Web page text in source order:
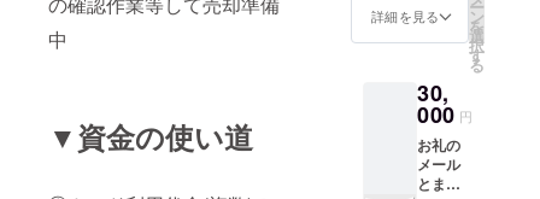
中
▼資金の使い道
は目安
として1
わる事
を1回、
11月以
降順次
対応さ
せてい
接着
す。 ▼
商品サ
イズ
（単位
mm）
W 38.5
の前面
画像
(210m
m×297
mm or
297mm
×210m
白 ▼印
刷出
力：
出力/印
刷方
式：イ
ンク
ジェッ
ト転写/
詳細を見る ー
ン
を
選
択
す
る
30,
000 円
お礼の
メール
とまん